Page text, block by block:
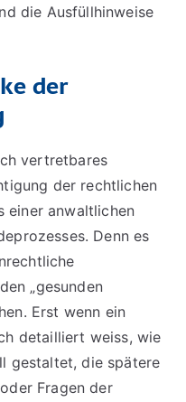
die Ausfüllhinweise
der
vertretbares
der rechtlichen
einer anwaltlichen
Denn es
„gesunden
Erst wenn ein
detailliert weiss, wie
gestaltet, die spätere
Fragen der